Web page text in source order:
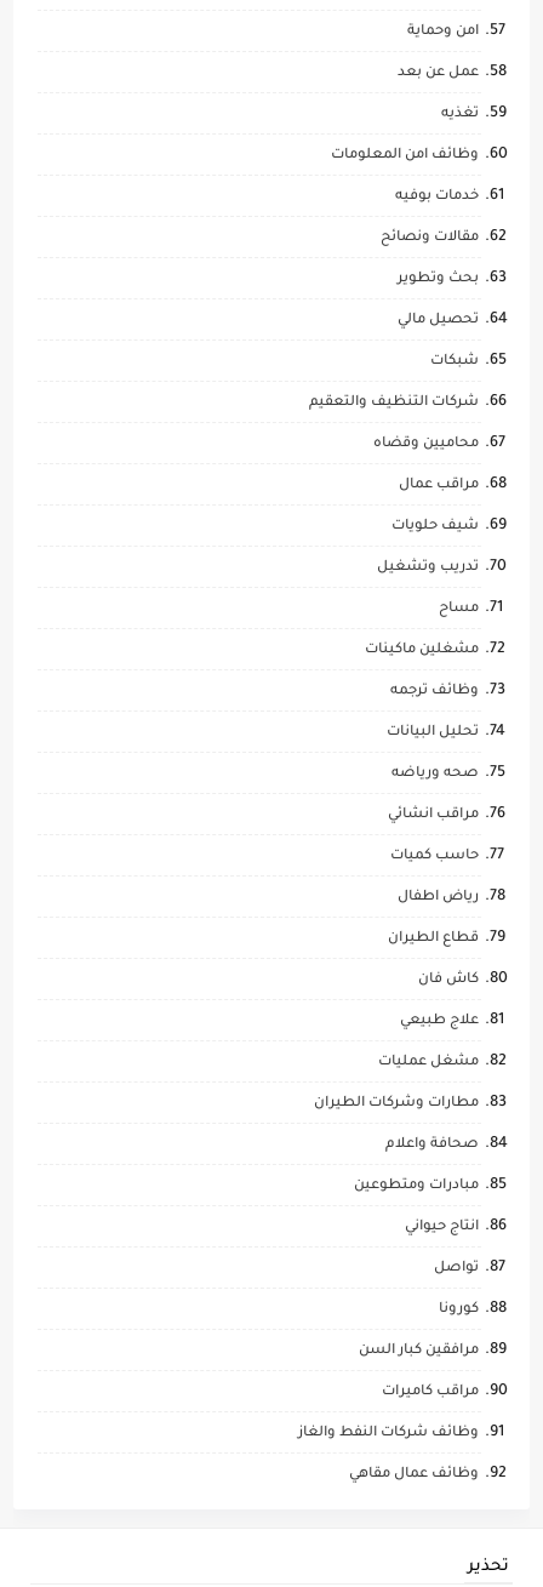
امن وحماية
عمل عن بعد
تغذيه
وظائف امن المعلومات
خدمات بوفيه
مقالات ونصائح
بحث وتطوير
تحصيل مالي
شبكات
شركات التنظيف والتعقيم
محاميين وقضاه
مراقب عمال
شيف حلويات
تدريب وتشغيل
مساح
مشغلين ماكينات
وظائف ترجمه
تحليل البيانات
صحه ورياضه
مراقب انشائي
حاسب كميات
رياض اطفال
قطاع الطيران
كاش فان
علاج طبيعي
مشغل عمليات
مطارات وشركات الطيران
صحافة واعلام
مبادرات ومتطوعين
انتاج حيواني
تواصل
كورونا
مرافقين كبار السن
مراقب كاميرات
وظائف شركات النفط والغاز
وظائف عمال مقاهي
تحذير